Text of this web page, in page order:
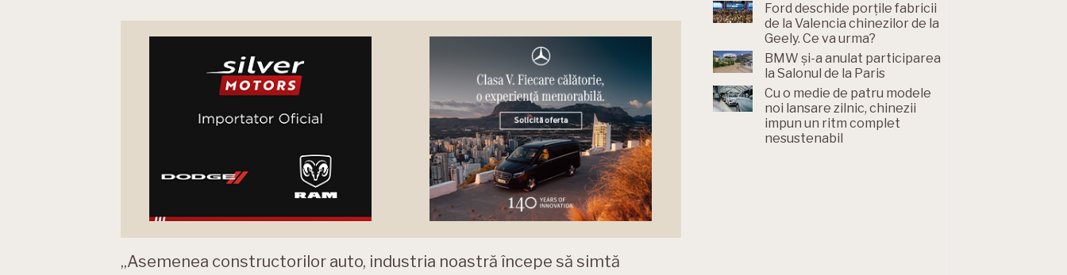
„Asemenea constructorilor auto, industria noastră începe să simtă
Ford deschide porțile fabricii
de la Valencia chinezilor de la
Geely. Ce va urma?
BMW și-a anulat participarea
la Salonul de la Paris
Cu o medie de patru modele
noi lansare zilnic, chinezii
impun un ritm complet
nesustenabil